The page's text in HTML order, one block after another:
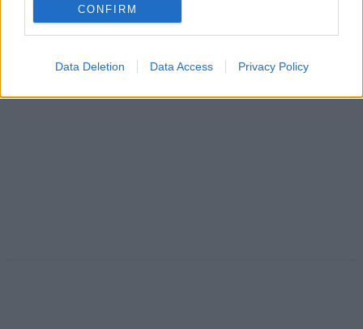
CONFIRM
Data Deletion Data Access Privacy Policy